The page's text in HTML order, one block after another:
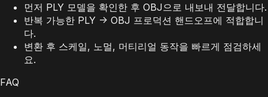
먼저 PLY 모델을 확인한 후 OBJ으로 내보내 전달합니다.
반복 가능한 PLY -> OBJ 프로덕션 핸드오프에 적합합니
다.
변환 후 스케일, 노멀, 머티리얼 동작을 빠르게 점검하세
요.
FAQ